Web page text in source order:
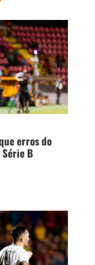
erros do
B